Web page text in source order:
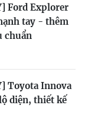
Ford Explorer
tay - thêm
chuẩn
Toyota Innova
diện, thiết kế